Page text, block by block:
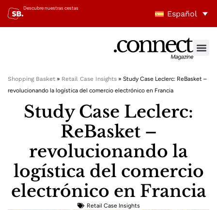
Descubre nuestras cestas
Español
Shopping Basket » Retail Case Insights » Study Case Leclerc: ReBasket –
revolucionando la logística del comercio electrónico en Francia
Study Case Leclerc:
ReBasket –
revolucionando la
logística del comercio
electrónico en Francia
Retail Case Insights